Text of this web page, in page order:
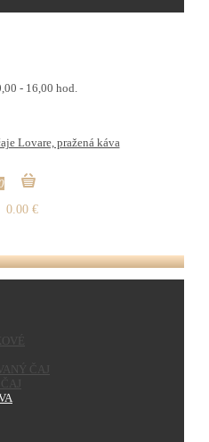
- 16,00 hod.
0.00 €
ČAJ